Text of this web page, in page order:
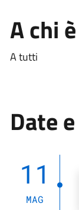
A chi
A tutti
Date
11
MAG